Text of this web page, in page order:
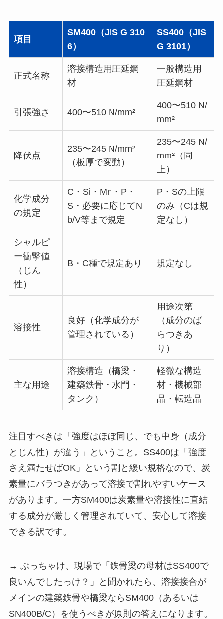
項目
SM400（JIS G 310
6）
SS400（JIS
G 3101）
正式名称
溶接構造用圧延鋼
材
一般構造用
圧延鋼材
引張強さ 400〜510 N/mm²
400〜510 N/
mm²
降伏点
235〜245 N/mm²
（板厚で変動）
235〜245 N/
mm²（同
上）
化学成分
の規定
C・Si・Mn・P・
S・必要に応じてN
b/V等まで規定
P・Sの上限
のみ（Cは規
定なし）
シャルピ
ー衝撃値
（じん
性）
B・C種で規定あり 規定なし
溶接性
良好（化学成分が
管理されている）
用途次第
（成分のば
らつきあ
り）
主な用途
溶接構造（橋梁・
建築鉄骨・水門・
タンク）
軽微な構造
材・機械部
品・転造品
注目すべきは「強度はほぼ同じ、でも中身（成分
とじん性）が違う」ということ。SS400は「強度
さえ満たせばOK」という割と緩い規格なので、炭
素量にバラつきがあって溶接で割れやすいケース
があります。一方SM400は炭素量や溶接性に直結
する成分が厳しく管理されていて、安心して溶接
できる訳です。
→ ぶっちゃけ、現場で「鉄骨梁の母材はSS400で
良いんでしたっけ？」と聞かれたら、溶接接合が
メインの建築鉄骨や橋梁ならSM400（あるいは
SN400B/C）を使うべきが原則の答えになります。